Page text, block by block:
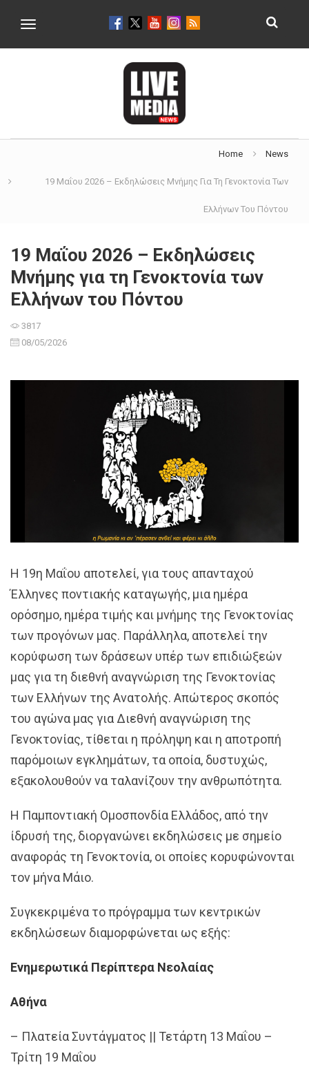
Toggle
Home News
19 Μαΐου 2026 – Εκδηλώσεις Μνήμης Για Τη Γενοκτονία Των
Ελλήνων Του Πόντου
19 Μαΐου 2026 – Εκδηλώσεις
Μνήμης για τη Γενοκτονία των
Ελλήνων του Πόντου
3817
08/05/2026
Η 19η Μαΐου αποτελεί, για τους απανταχού
Έλληνες ποντιακής καταγωγής, μια ημέρα
ορόσημο, ημέρα τιμής και μνήμης της Γενοκτονίας
των προγόνων μας. Παράλληλα, αποτελεί την
κορύφωση των δράσεων υπέρ των επιδιώξεών
μας για τη διεθνή αναγνώριση της Γενοκτονίας
των Ελλήνων της Ανατολής. Απώτερος σκοπός
του αγώνα μας για Διεθνή αναγνώριση της
Γενοκτονίας, τίθεται η πρόληψη και η αποτροπή
παρόμοιων εγκλημάτων, τα οποία, δυστυχώς,
εξακολουθούν να ταλανίζουν την ανθρωπότητα.
Η Παμποντιακή Ομοσπονδία Ελλάδος, από την
ίδρυσή της, διοργανώνει εκδηλώσεις με σημείο
αναφοράς τη Γενοκτονία, οι οποίες κορυφώνονται
τον μήνα Μάιο.
Συγκεκριμένα το πρόγραμμα των κεντρικών
εκδηλώσεων διαμορφώνεται ως εξής:
Ενημερωτικά Περίπτερα Νεολαίας
Αθήνα
– Πλατεία Συντάγματος || Τετάρτη 13 Μαΐου –
Τρίτη 19 Μαΐου